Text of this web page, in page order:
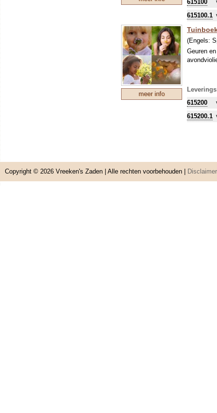
615100
615100.1
meer info
(Engels:
Geuren
615200
615200.1
Copyright © 2026 Vreeken's Zaden | Alle rechten voorbehouden | Disclaimer